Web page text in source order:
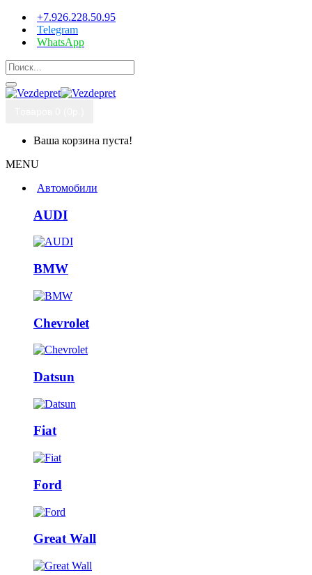
+7.926.228.50.95
Telegram
WhatsApp
Ваша корзина пуста!
MENU
Автомобили
AUDI
BMW
Chevrolet
Datsun
Fiat
Ford
Great Wall